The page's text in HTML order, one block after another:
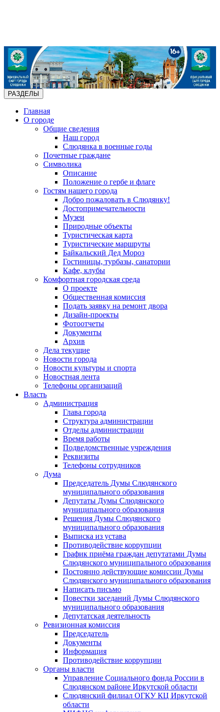
РАЗДЕЛЫ
Главная
О городе
Общие сведения
Наш город
Слюдянка в военные годы
Почетные граждане
Символика
Описание
Положение о гербе и флаге
Гостям нашего города
Добро пожаловать в Слюдянку!
Достопримечательности
Музеи
Природные объекты
Туристическая карта
Туристические маршруты
Байкальский Дед Мороз
Гостиницы, турбазы, санатории
Кафе, клубы
Комфортная городская среда
О проекте
Общественная комиссия
Подать заявку на ремонт двора
Дизайн-проекты
Фотоотчеты
Документы
Архив
Дела текущие
Новости города
Новости культуры и спорта
Новостная лента
Телефоны организаций
Власть
Администрация
Глава города
Структура администрации
Отделы администрации
Время работы
Подведомственные учреждения
Реквизиты
Телефоны сотрудников
Дума
Председатель Думы Слюдянского
муниципального образования
Депутаты Думы Слюдянского
муниципального образования
Решения Думы Слюдянского
муниципального образования
Выписка из устава
Противодействие коррупции
График приёма граждан депутатами Думы
Слюдянского муниципального образования
Постоянно действующие комиссии Думы
Слюдянского муниципального образования
Написать письмо
Повестки заседаний Думы Слюдянского
муниципального образования
Депутатская деятельность
Ревизионная комиссия
Председатель
Документы
Информация
Противодействие коррупции
Органы власти
Управление Социального фонда России в
Слюдянском районе Иркутской области
Слюдянский филиал ОГКУ КЦ Иркутской
области